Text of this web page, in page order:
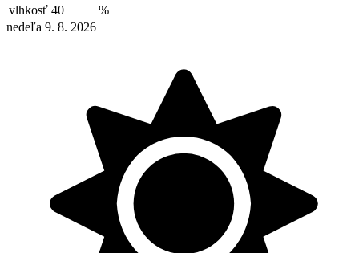
vlhkosť 40
%
nedeľa 9. 8. 2026